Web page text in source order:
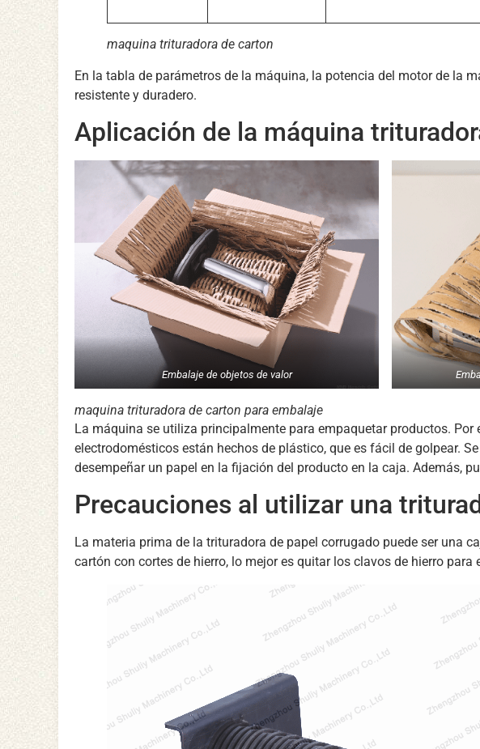
maquina trituradora de carton
En la tabla de parámetros de la máquina, la potencia del motor de la
resistente y duradero.
Aplicación de la máquina
Embalaje de objetos de valor
maquina trituradora de carton para embalaje
La máquina se utiliza principalmente para empaquetar productos.
electrodomésticos están hechos de plástico, que es fácil de golpear.
desempeñar un papel en la fijación del producto en la caja. Además,
Precauciones al utilizar una
La materia prima de la trituradora de papel corrugado puede ser una
cartón con cortes de hierro, lo mejor es quitar los clavos de hierro